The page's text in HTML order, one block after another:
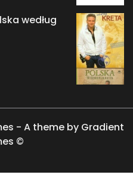
według
- A theme by Gradient
©